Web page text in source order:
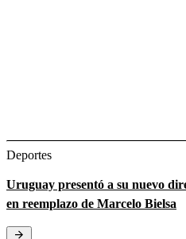
Deportes
Uruguay presentó a su nuevo
en reemplazo de Marcelo Bielsa